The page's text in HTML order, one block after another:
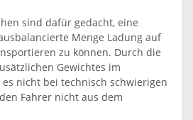
sind dafür gedacht, eine
Menge Ladung auf
zu können. Durch die
Gewichtes im
nicht bei technisch schwierigen
Fahrer nicht aus dem